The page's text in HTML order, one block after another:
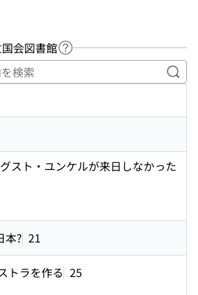
会図書館 ヘルプページへのリンク
キ
スト・ユンケルが来日しなかった
本? 21
トラを作る 25